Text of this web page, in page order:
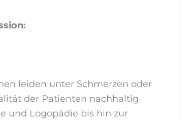
leiden unter Schmerzen oder
der Patienten nachhaltig
und Logopädie bis hin zur